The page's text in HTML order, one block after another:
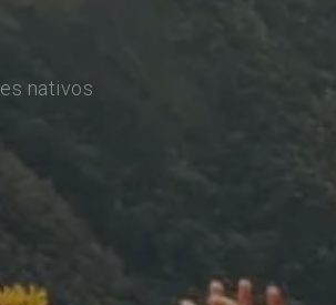
nativos